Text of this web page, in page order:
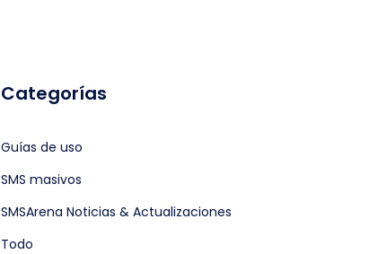
Categorías
Guías de uso
SMS masivos
SMSArena Noticias & Actualizaciones
Todo